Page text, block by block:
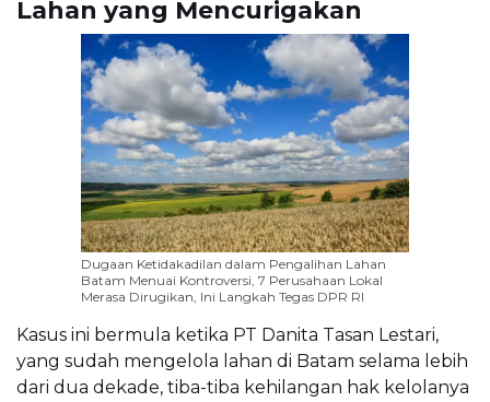
Lahan yang Mencurigakan
Dugaan Ketidakadilan dalam Pengalihan Lahan
Batam Menuai Kontroversi, 7 Perusahaan Lokal
Merasa Dirugikan, Ini Langkah Tegas DPR RI
Kasus ini bermula ketika PT Danita Tasan Lestari,
yang sudah mengelola lahan di Batam selama lebih
dari dua dekade, tiba-tiba kehilangan hak kelolanya